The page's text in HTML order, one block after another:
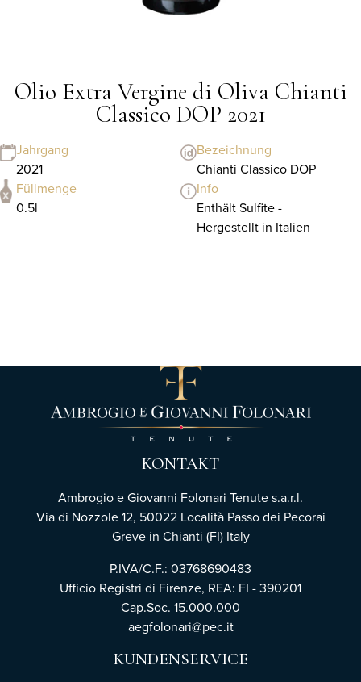
Olio Extra Vergine di Oliva Chianti
Classico DOP 2021
Jahrgang
2021
Bezeichnung
Chianti Classico DOP
Füllmenge
0.5l
Info
Enthält Sulfite -
Hergestellt in Italien
KONTAKT
Ambrogio e Giovanni Folonari Tenute s.a.r.l.
Via di Nozzole 12, 50022 Località Passo dei Pecorai
Greve in Chianti (FI) Italy
P.IVA/C.F.: 03768690483
Ufficio Registri di Firenze, REA: FI - 390201
Cap.Soc. 15.000.000
aegfolonari@pec.it
KUNDENSERVICE